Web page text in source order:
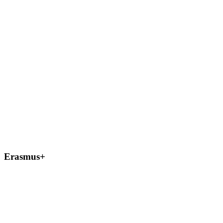
Erasmus+